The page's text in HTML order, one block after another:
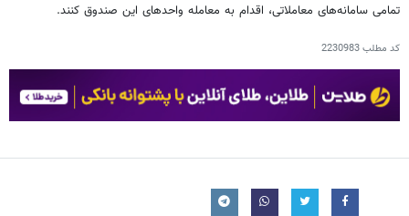
تمامی سامانه‌های معاملاتی، اقدام به معامله واحدهای این صندوق کنند.
کد مطلب2230983